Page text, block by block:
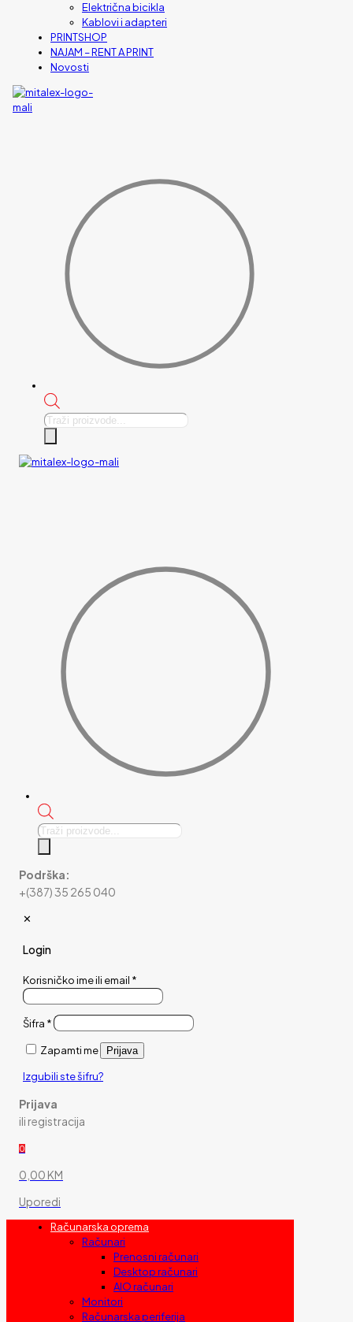
Električna bicikla
Kablovi i adapteri
PRINTSHOP
NAJAM – RENT A PRINT
Novosti
Products
Products
Podrška:
+(387) 35 265 040
✕
Login
Korisničko ime ili email *
Šifra *
Zapamti me Prijava
Izgubili ste šifru?
Prijava
ili registracija
0
0,00 KM
Uporedi
Računarska oprema
Računari
Prenosni računari
Desktop računari
AIO računari
Monitori
Računarska periferija